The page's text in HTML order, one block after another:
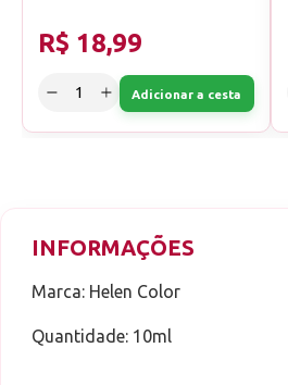
R$ 18,99
Adicionar a cesta
INFORMAÇÕES
Marca: Helen Color
Quantidade: 10ml